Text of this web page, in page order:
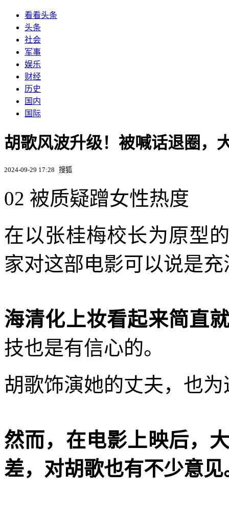
看看头条
头条
社会
军事
娱乐
财经
历史
国内
国际
胡歌风波升级！被喊话退圈，
2024-09-29 17:28 搜狐
02 被质疑蹭女性热度
在以张桂梅校长为原型
家对这部电影可以说是
海清化上妆看起来简直
技也是有信心的。
胡歌饰演她的丈夫，也
然而，在电影上映后，
差，对胡歌也有不少意见